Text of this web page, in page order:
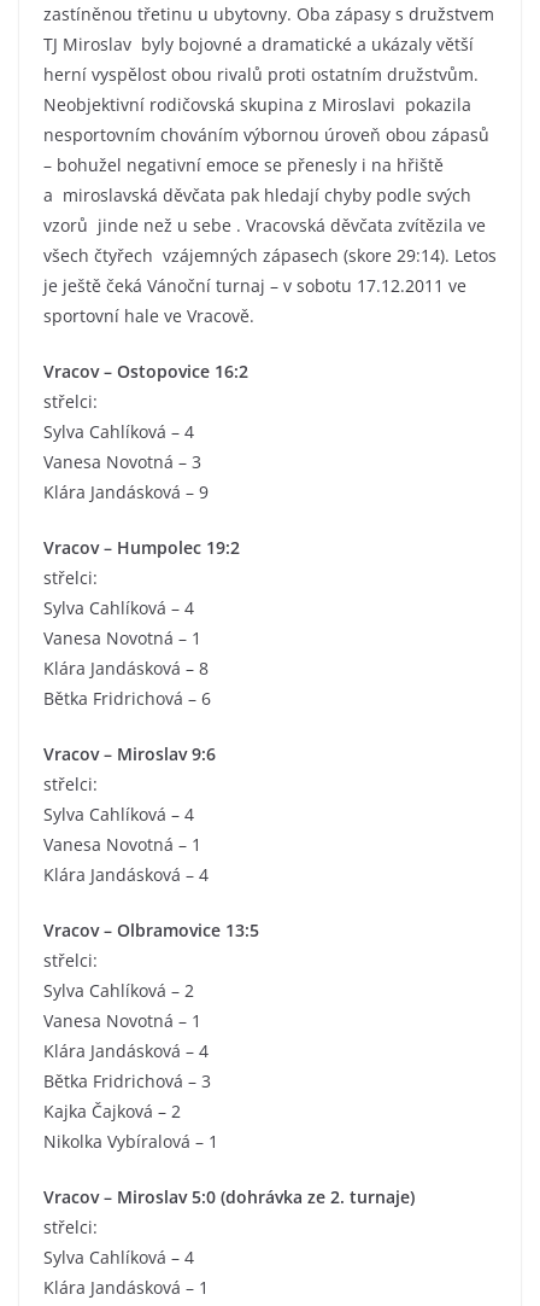
zastíněnou třetinu u ubytovny. Oba zápasy s družstvem
TJ Miroslav byly bojovné a dramatické a ukázaly větší
herní vyspělost obou rivalů proti ostatním družstvům.
Neobjektivní rodičovská skupina z Miroslavi pokazila
nesportovním chováním výbornou úroveň obou zápasů
– bohužel negativní emoce se přenesly i na hřiště
a miroslavská děvčata pak hledají chyby podle svých
vzorů jinde než u sebe . Vracovská děvčata zvítězila ve
všech čtyřech vzájemných zápasech (skore 29:14). Letos
je ještě čeká Vánoční turnaj – v sobotu 17.12.2011 ve
sportovní hale ve Vracově.
Vracov – Ostopovice 16:2
střelci:
Sylva Cahlíková – 4
Vanesa Novotná – 3
Klára Jandásková – 9
Vracov – Humpolec 19:2
střelci:
Sylva Cahlíková – 4
Vanesa Novotná – 1
Klára Jandásková – 8
Bětka Fridrichová – 6
Vracov – Miroslav 9:6
střelci:
Sylva Cahlíková – 4
Vanesa Novotná – 1
Klára Jandásková – 4
Vracov – Olbramovice 13:5
střelci:
Sylva Cahlíková – 2
Vanesa Novotná – 1
Klára Jandásková – 4
Bětka Fridrichová – 3
Kajka Čajková – 2
Nikolka Vybíralová – 1
Vracov – Miroslav 5:0 (dohrávka ze 2. turnaje)
střelci:
Sylva Cahlíková – 4
Klára Jandásková – 1